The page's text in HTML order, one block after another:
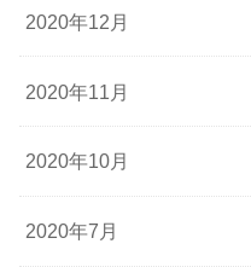
2020年12月
2020年11月
2020年10月
2020年7月